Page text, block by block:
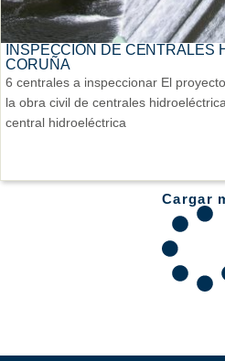
INSPECCIÓN DE CENTRALES
CORUÑA
6 centrales a inspeccionar El
la obra civil de centrales
central hidroeléctrica
Cargar